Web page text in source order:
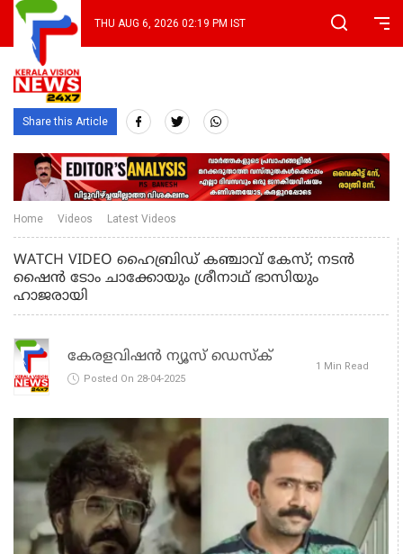
THU AUG 6, 2026 02:19 PM IST
Share this Article
Home Videos Latest Videos
WATCH VIDEO ഹൈബ്രിഡ് കഞ്ചാവ് കേസ്; നടൻ
ഷൈൻ ടോം ചാക്കോയും ശ്രീനാഥ് ഭാസിയും
ഹാജരായി
കേരളവിഷൻ ന്യൂസ് ഡെസ്‌ക്
Posted On 28-04-2025
1 Min Read